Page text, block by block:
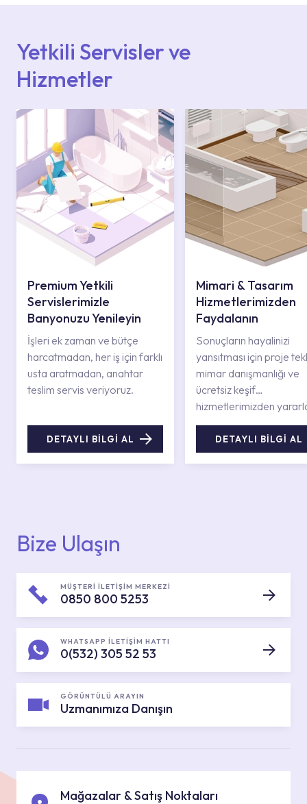
Yetkili Servisler ve
Hizmetler
Premium Yetkili
Servislerimizle
Banyonuzu Yenileyin
İşleri ek zaman ve bütçe
harcatmadan, her iş için farklı
usta aratmadan, anahtar
teslim servis veriyoruz.
DETAYLI BİLGİ AL
Mimari & Tasarım
Hizmetlerimizden
Faydalanın
Sonuçların hayalinizi
yansıtması için proje
mimar danışmanlığı ve
ücretsiz keşif
hizmetlerimizden
DETAYLI BİLGİ AL
Bize Ulaşın
MÜŞTERİ İLETİŞİM MERKEZİ
0850 800 5253
WHATSAPP İLETİŞİM HATTI
0(532) 305 52 53
GÖRÜNTÜLÜ ARAYIN
Uzmanımıza Danışın
Mağazalar & Satış Noktaları